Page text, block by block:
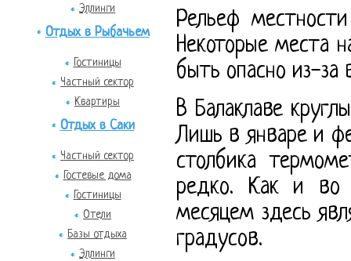
Эллинги
Отдых в Рыбачьем
Гостиницы
Частный сектор
Квартиры
Отдых в Саки
Частный сектор
Гостевые дома
Гостиницы
Отели
Базы отдыха
Эллинги
Рельеф
Некоторые места
быть опасно из-за
В Балаклаве
Лишь в январе и
столбика
редко. Как и во
месяцем здесь
градусов.